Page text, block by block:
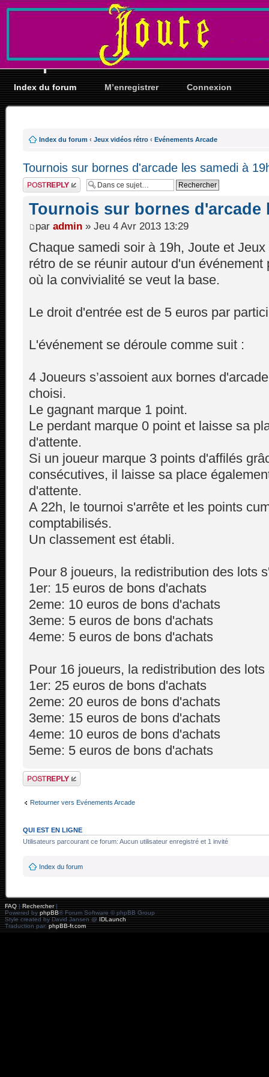
Index du forum M’enregistrer Connexion
Index du forum ‹ Jeux vidéos rétro ‹ Evénements Arcade
Tournois sur bornes d'arcade les samedi à
Répondre
Tournois sur bornes d'arcade
par admin » Jeu 4 Avr 2013 13:29
Chaque samedi soir à 19h, Joute et
rétro de se réunir autour d'un
où la convivialité se veut la base.
Le droit d'entrée est de 5 euros par
L'événement se déroule comme suit :
4 Joueurs s’assoient aux bornes
choisi.
Le gagnant marque 1 point.
Le perdant marque 0 point et laisse sa
d'attente.
Si un joueur marque 3 points d'affilés
consécutives, il laisse sa place
d'attente.
A 22h, le tournoi s'arrête et les points
comptabilisés.
Un classement est établi.
Pour 8 joueurs, la redistribution des lots
1er: 15 euros de bons d'achats
2eme: 10 euros de bons d'achats
3eme: 5 euros de bons d'achats
4eme: 5 euros de bons d'achats
Pour 16 joueurs, la redistribution des
1er: 25 euros de bons d'achats
2eme: 20 euros de bons d'achats
3eme: 15 euros de bons d'achats
4eme: 10 euros de bons d'achats
5eme: 5 euros de bons d'achats
Répondre
Retourner vers Evénements Arcade
QUI EST EN LIGNE
Utilisateurs parcourant ce forum: Aucun utilisateur enregistré et 1 invité
Index du forum
FAQ|Rechercher|
Powered byphpBB® Forum Software © phpBB Group
Style created by David Jansen @IDLaunch
Traduction par:phpBB-fr.com